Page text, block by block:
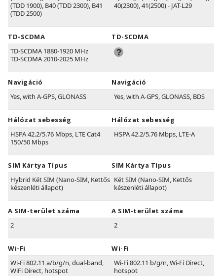
(TDD 1900), B40(TDD 2300), B41
(TDD 2500)
TD-SCDMA
TD-SCDMA 1880-1920 MHz
TD-SCDMA 2010-2025 MHz
Navigáció
Yes, with A-GPS, GLONASS
Hálózat sebesség
HSPA 42.2/5.76 Mbps, LTE Cat4
150/50 Mbps
SIM Kártya Típus
Hybrid Két SIM (Nano-SIM, Kettős
készenléti állapot)
A SIM-terület száma
2
Wi-Fi
Wi-Fi 802.11 a/b/g/n, dual-band,
WiFi Direct, hotspot
40(2300), 41(2500) - JAT-L29
TD-SCDMA
Navigáció
Yes, with A-GPS, GLONASS, BDS
Hálózat sebesség
HSPA 42.2/5.76 Mbps, LTE-A
SIM Kártya Típus
Két SIM (Nano-SIM, Kettős
készenléti állapot)
A SIM-terület száma
2
Wi-Fi
Wi-Fi 802.11 b/g/n, Wi-Fi Direct,
hotspot